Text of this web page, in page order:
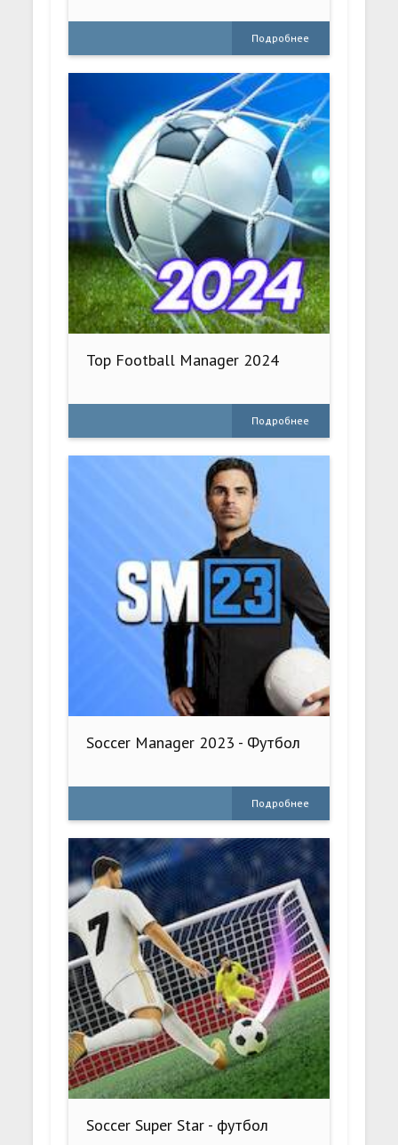
Подробнее
Top Football Manager 2024
Подробнее
Soccer Manager 2023 - Футбол
Подробнее
Soccer Super Star - футбол